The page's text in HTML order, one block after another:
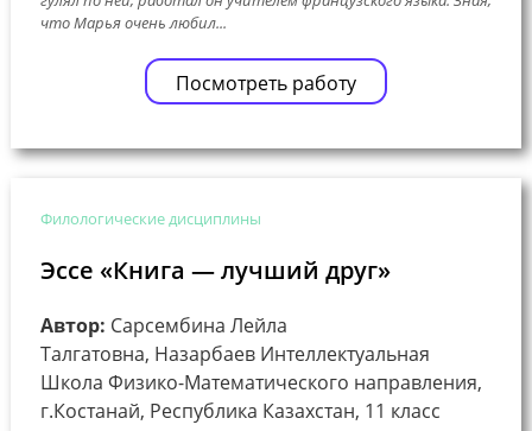
что Марья очень любил...
Посмотреть работу
Филологические дисциплины
Эссе «Книга — лучший друг»
Автор: Сарсембина Лейла
Талгатовна, Назарбаев Интеллектуальная
Школа Физико-Математического направления,
г.Костанай, Республика Казахстан, 11 класс